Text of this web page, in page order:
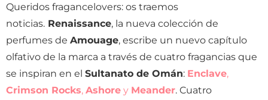
Queridos fragancelovers: os traemos
noticias. Renaissance, la nueva colección de
perfumes de Amouage, escribe un nuevo capítulo
olfativo de la marca a través de cuatro fragancias que
se inspiran en el Sultanato de Omán: Enclave,
Crimson Rocks, Ashore y Meander. Cuatro